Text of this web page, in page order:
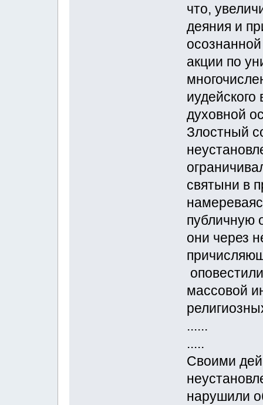
что,
деяния и
акции по
духовной
Злостный
святыни в
публичную
они через
массовой
......
.....
Своими
нарушили